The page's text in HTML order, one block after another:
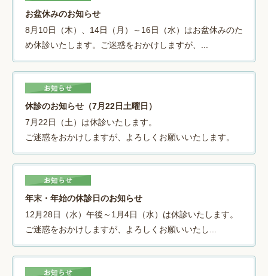
お盆休みのお知らせ
8月10日（木）、14日（月）～16日（水）はお盆休みのた
め休診いたします。ご迷惑をおかけしますが、...
休診のお知らせ（7月22日土曜日）
7月22日（土）は休診いたします。
ご迷惑をおかけしますが、よろしくお願いいたします。
年末・年始の休診日のお知らせ
12月28日（水）午後～1月4日（水）は休診いたします。
ご迷惑をおかけしますが、よろしくお願いいたし...